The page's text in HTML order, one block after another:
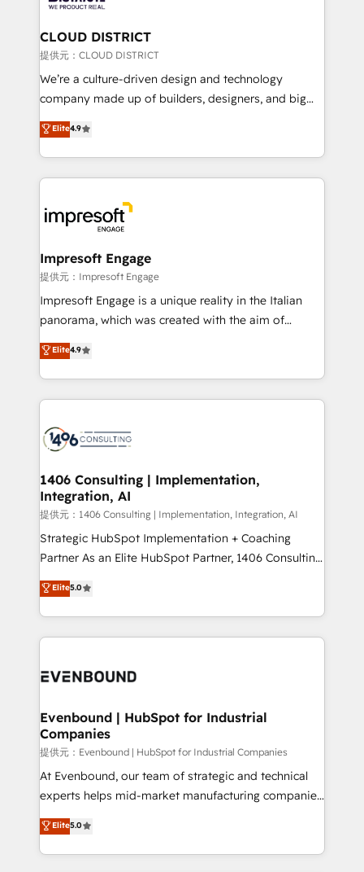
end solutions that integrate CRM, AI automation,
inbound and loop marketing, content, and digital
creativity. Our multicultural team works in Spanish,
Portuguese, and English to design scalable strategies
that drive measurable growth. 🌎 Highlights: • 10+
Platform Migration Excellence. • Top 3 Partner of the
Year LATAM 2022, 2023, 2024, 2025. • Partner of the
business with HubSpot? Let Cebra’s experts help
you grow faster, smarter, and with impact.
CLOUD DISTRICT
提供元：CLOUD DISTRICT
We’re a culture-driven design and technology
company made up of builders, designers, and big
thinkers. We blend strategy, design, and
development—always fueled by curiosity—to turn
ideas, opportunities, and challenges into meaningful
experiences. To us, technology is more than just
and—most importantly—simple. That’s why we lean
into bold ideas and shape them into thoughtful
products and strategies that actually make a
difference.
Elite4.9
Impresoft Engage
提供元：Impresoft Engage
Impresoft Engage is a unique reality in the Italian
panorama, which was created with the aim of
putting Customer Experience at the center by
creating digital environments capable of integrating
people, processes and data. We offer the best
digital solutions on the market, ranging from CRM
marketing automation to online and offline sales
allowing companies to optimize processes and meet
the needs of the customer. We are part of Impresoft
Group, a group of specialized and complementary
companies that divide their offer into 4
Competence Centers: Smart Manufacturing,
The synergies generated by these integrations,
together with the combination of talents, skills,
to accompany companies on their digital
Elite4.9
1406 Consulting | Implementation,
Integration, AI
提供元：1406 Consulting | Implementation, Integration, AI
Strategic HubSpot Implementation + Coaching
Partner As an Elite HubSpot Partner, 1406 Consulting
helps mid-market revenue teams transform how
they sell, market, and serve. We don't just build your
HubSpot—we teach your team to own it, then stay
to help you keep winning. What We Do ⚙️ CRM
Data & Content 📈 Sales & Marketing Alignment +
Agent Creation 🔄 Custom Integrations & Data
Migration Why 1406 We become part of your team.
Your team learns while we build. We fix what others
broke. Built for mid-market reality—practical
solutions that work with your actual headcount and
HubSpot partners 🔄 Top 5% globally in client
retention 📅 8+ years of consistent results since 2017
Elite5.0
Evenbound | HubSpot for Industrial
Companies
提供元：Evenbound | HubSpot for Industrial Companies
At Evenbound, our team of strategic and technical
experts helps mid-market manufacturing companies
achieve real growth. We specialize in delivering
tailored solutions that drive results by leveraging
HubSpot’s platform and data to fuel success.
Elite5.0